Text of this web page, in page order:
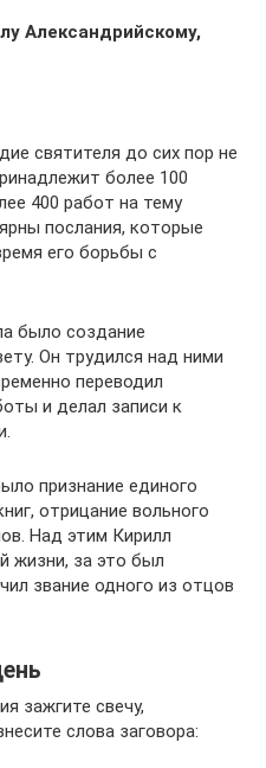
Александрийскому,
святителя до сих пор не
более 100
400 работ на тему
послания, которые
его борьбы с
было создание
Он трудился над ними
переводил
и делал записи к
признание единого
отрицание вольного
Над этим Кирилл
жизни, за это был
звание одного из отцов
зажгите свечу,
слова заговора: